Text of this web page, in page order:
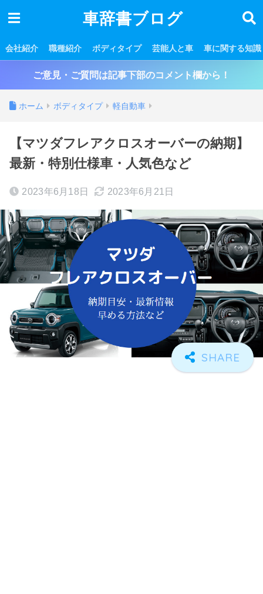
車辞書ブログ
会社紹介 職種紹介 ボディタイプ 芸能人と車 車に関する知識
ご意見・ご質問は記事下部のコメント欄から！
ホーム ボディタイプ 軽自動車
【マツダフレアクロスオーバーの納期】
最新・特別仕様車・人気色など
2023年6月18日 2023年6月21日